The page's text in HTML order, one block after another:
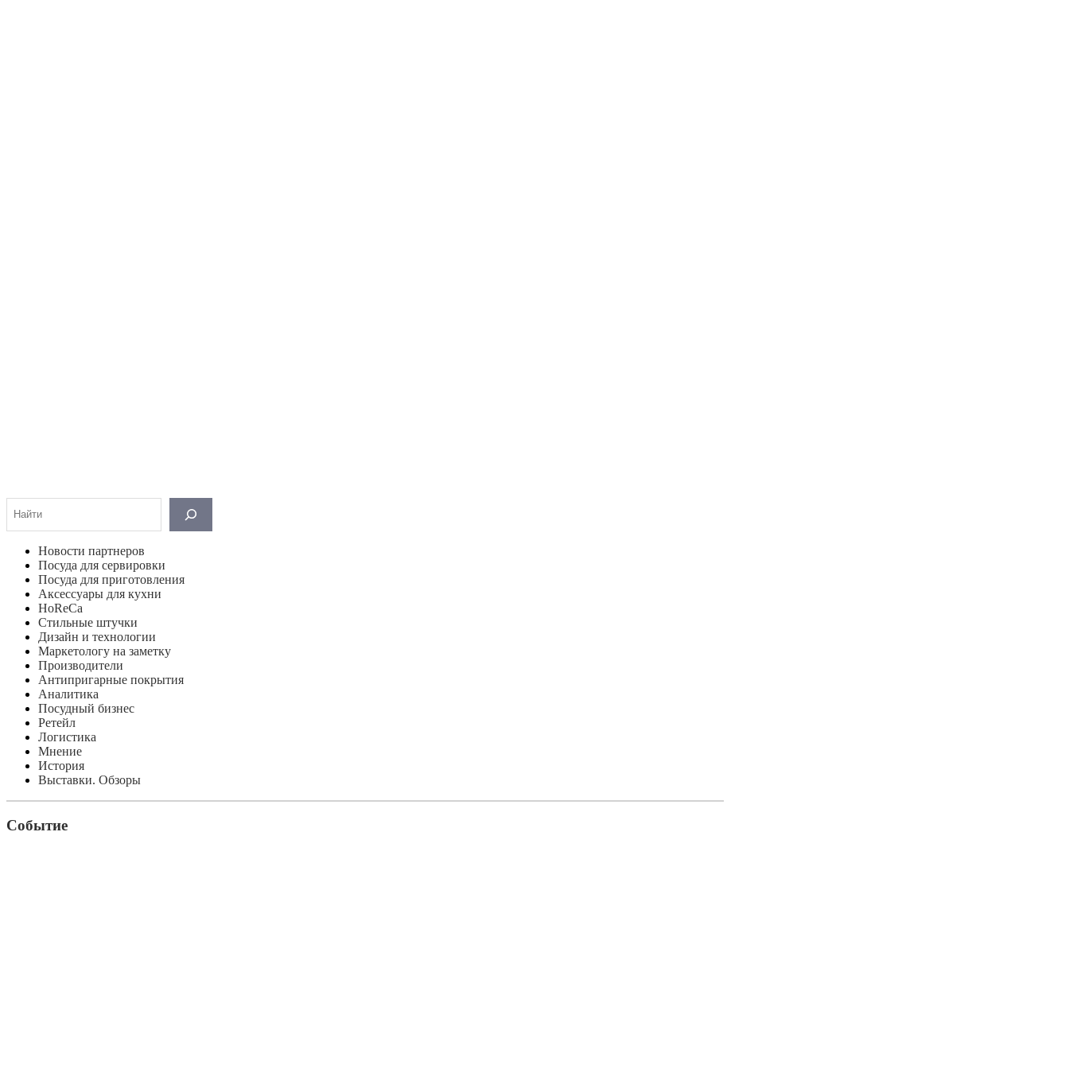
Новости партнеров
Посуда для сервировки
Посуда для приготовления
Аксессуары для кухни
HoReCa
Стильные штучки
Дизайн и технологии
Маркетологу на заметку
Производители
Антипригарные покрытия
Аналитика
Посудный бизнес
Ретейл
Логистика
Мнение
История
Выставки. Обзоры
Событие